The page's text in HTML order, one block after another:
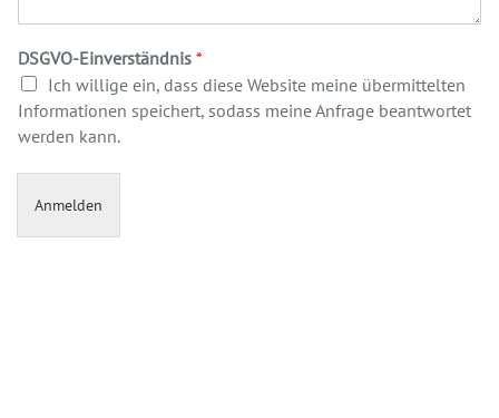
DSGVO-Einverständnis *
Ich willige ein, dass diese Website meine übermittelten
Informationen speichert, sodass meine Anfrage beantwortet
werden kann.
Anmelden